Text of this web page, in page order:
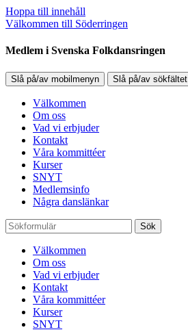
Hoppa till innehåll
Välkommen till Söderringen
Medlem i Svenska Folkdansringen
Slå på/av mobilmenyn Slå på/av sökfältet
Välkommen
Om oss
Vad vi erbjuder
Kontakt
Våra kommittéer
Kurser
SNYT
Medlemsinfo
Några danslänkar
Sök
Välkommen
Om oss
Vad vi erbjuder
Kontakt
Våra kommittéer
Kurser
SNYT